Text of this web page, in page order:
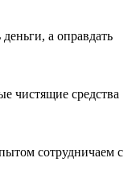
а оправдать
чистящие средства
сотрудничаем с